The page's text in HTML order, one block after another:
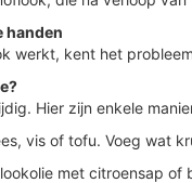
handen
werkt, kent het
Hier zijn enkele
vis of tofu. Voeg wat
met citroensap of